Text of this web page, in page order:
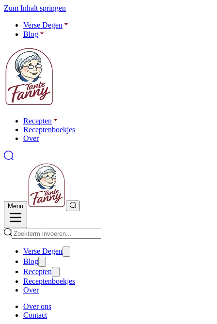
Zum Inhalt springen
Verse Degen
Blog
Recepten
Receptenboekjes
Over
Menu
Verse Degen
Blog
Recepten
Receptenboekjes
Over
Over ons
Contact